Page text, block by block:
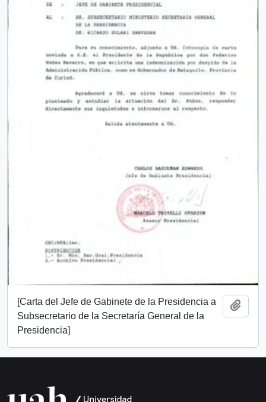
[Carta del Jefe de Gabinete de la Presidencia a
Subsecretario de la Secretaría General de la
Presidencia]